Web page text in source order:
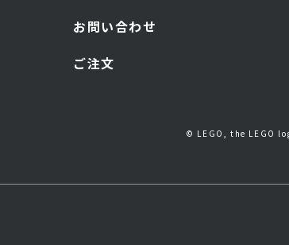
お問い合わせ
ご注文
© LEGO, the LEGO